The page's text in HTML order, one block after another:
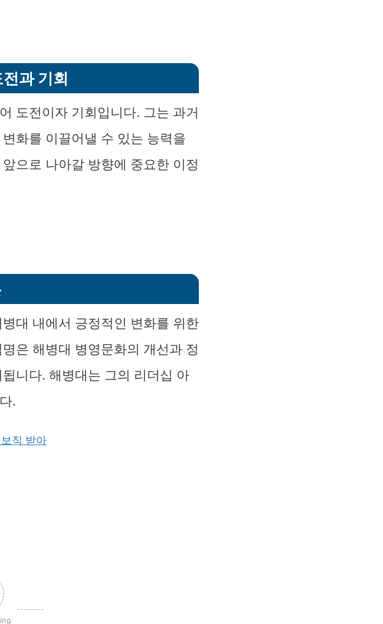
과 기회
도전이자 기회입니다. 그는 과거
화를 이끌어낼 수 있는 능력을
으로 나아갈 방향에 중요한 이정
대 내에서 긍정적인 변화를 위한
은 해병대 병영문화의 개선과 정
니다. 해병대는 그의 리더십 아
.
직 받아